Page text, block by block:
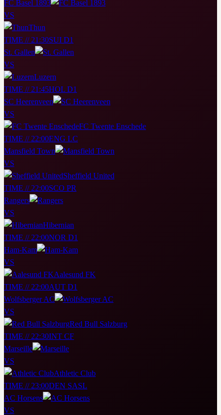
FC Basel 1893
VS
Thun
TIME // 21:30SUI D1
St. Gallen
VS
Luzern
TIME // 21:45HOL D1
SC Heerenveen
VS
FC Twente Enschede
TIME // 22:00ENG LC
Mansfield Town
VS
Sheffield United
TIME // 22:00SCO PR
Rangers
VS
Hibernian
TIME // 22:00NOR D1
Ham-Kam
VS
Aalesund FK
TIME // 22:00AUT D1
Wolfsberger AC
VS
Red Bull Salzburg
TIME // 22:30INT CF
Marseille
VS
Athletic Club
TIME // 23:00DEN SASL
AC Horsens
VS